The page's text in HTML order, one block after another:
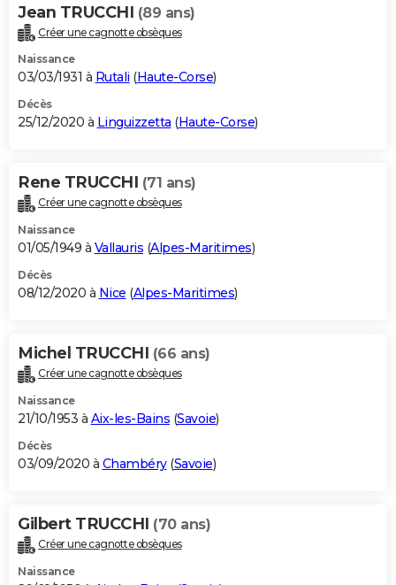
Jean TRUCCHI (89 ans)
Créer une cagnotte obsèques
Naissance
03/03/1931 à Rutali (Haute-Corse)
Décès
25/12/2020 à Linguizzetta (Haute-Corse)
Rene TRUCCHI (71 ans)
Créer une cagnotte obsèques
Naissance
01/05/1949 à Vallauris (Alpes-Maritimes)
Décès
08/12/2020 à Nice (Alpes-Maritimes)
Michel TRUCCHI (66 ans)
Créer une cagnotte obsèques
Naissance
21/10/1953 à Aix-les-Bains (Savoie)
Décès
03/09/2020 à Chambéry(Savoie)
Gilbert TRUCCHI (70 ans)
Créer une cagnotte obsèques
Naissance